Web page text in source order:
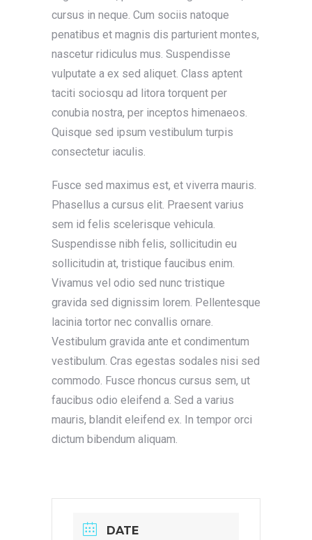
cursus in neque. Cum sociis natoque
penatibus et magnis dis parturient montes,
nascetur ridiculus mus. Suspendisse
vulputate a ex sed aliquet. Class aptent
taciti sociosqu ad litora torquent per
conubia nostra, per inceptos himenaeos.
Quisque sed ipsum vestibulum turpis
consectetur iaculis.
Fusce sed maximus est, et viverra mauris.
Phasellus a cursus elit. Praesent varius
sem id felis scelerisque vehicula.
Suspendisse nibh felis, sollicitudin eu
sollicitudin at, tristique faucibus enim.
Vivamus vel odio sed nunc tristique
gravida sed dignissim lorem. Pellentesque
lacinia tortor nec convallis ornare.
Vestibulum gravida ante et condimentum
vestibulum. Cras egestas sodales nisi sed
commodo. Fusce rhoncus cursus sem, ut
faucibus odio eleifend a. Sed a varius
mauris, blandit eleifend ex. In tempor orci
dictum bibendum aliquam.
DATE